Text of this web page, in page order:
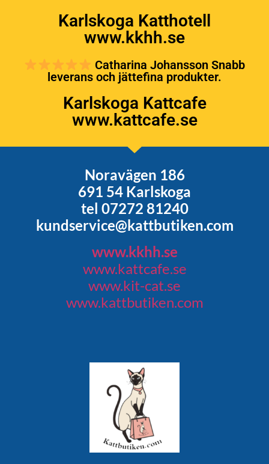
Karlskoga Katthotell
www.kkhh.se
Catharina Johansson Snabb
leverans och jättefina produkter.
Karlskoga Kattcafe
www.kattcafe.se
Noravägen 186
691 54 Karlskoga
tel 07272 81240
kundservice@kattbutiken.com
www.kkhh.se
www.kattcafe.se
www.kit-cat.se
www.kattbutiken.com